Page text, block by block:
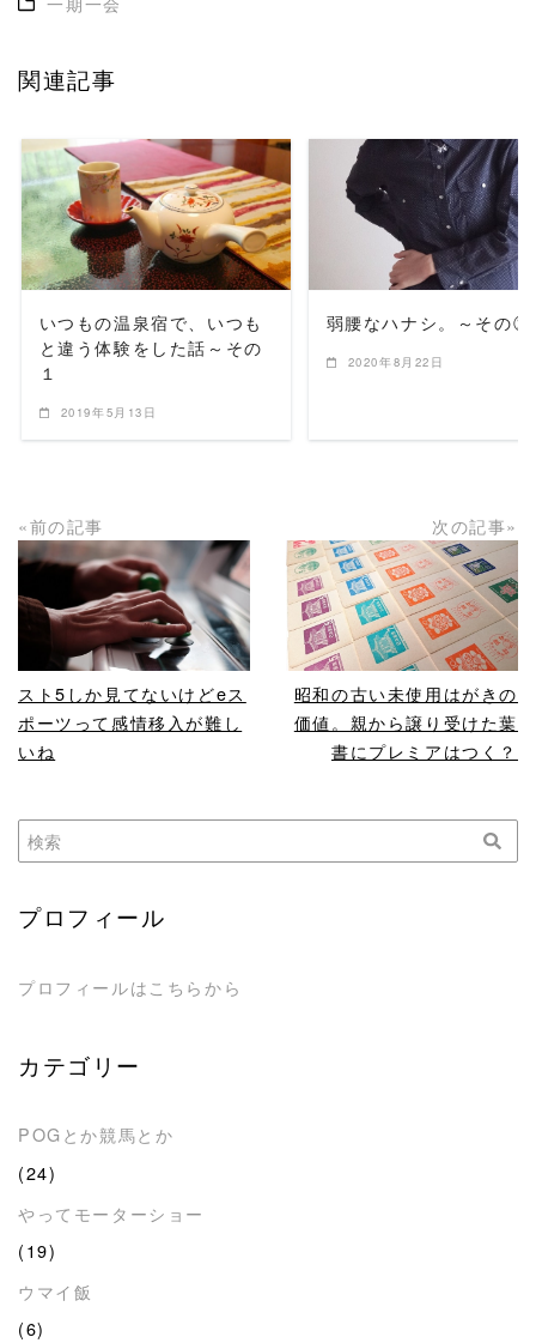
関連記事
READ MORE
いつもの温泉宿で、いつも
と違う体験をした話～その
１
2019年5月13日
READ MORE
弱腰なハナシ。～その②
2020年8月22日
«前の記事
READ MORE
スト5しか見てないけどeス
ポーツって感情移入が難し
いね
次の記事»
READ MORE
昭和の古い未使用はがきの
価値。親から譲り受けた葉
書にプレミアはつく？
プロフィール
プロフィールはこちらから
カテゴリー
POGとか競馬とか
(24)
やってモーターショー
(19)
ウマイ飯
(6)